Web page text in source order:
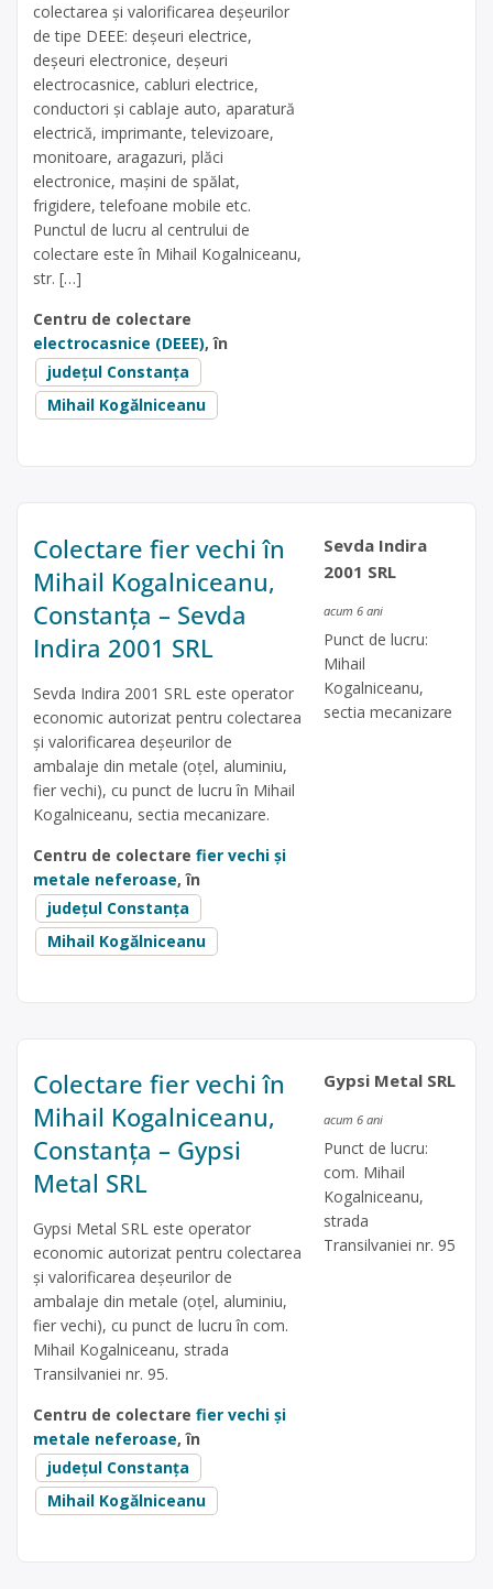
colectarea și valorificarea deșeurilor
de tipe DEEE: deșeuri electrice,
deșeuri electronice, deșeuri
electrocasnice, cabluri electrice,
conductori și cablaje auto, aparatură
electrică, imprimante, televizoare,
monitoare, aragazuri, plăci
electronice, mașini de spălat,
frigidere, telefoane mobile etc.
Punctul de lucru al centrului de
colectare este în Mihail Kogalniceanu,
str. […]
Centru de colectare
electrocasnice (DEEE), în
județul Constanța
Mihail Kogălniceanu
Colectare fier vechi în
Mihail Kogalniceanu,
Constanța – Sevda
Indira 2001 SRL
Sevda Indira 2001 SRL este operator
economic autorizat pentru colectarea
și valorificarea deșeurilor de
ambalaje din metale (oțel, aluminiu,
fier vechi), cu punct de lucru în Mihail
Kogalniceanu, sectia mecanizare.
Centru de colectare fier vechi și
metale neferoase, în
județul Constanța
Mihail Kogălniceanu
Sevda Indira
2001 SRL
acum 6 ani
Punct de lucru:
Mihail
Kogalniceanu,
sectia mecanizare
Colectare fier vechi în
Mihail Kogalniceanu,
Constanța – Gypsi
Metal SRL
Gypsi Metal SRL este operator
economic autorizat pentru colectarea
și valorificarea deșeurilor de
ambalaje din metale (oțel, aluminiu,
fier vechi), cu punct de lucru în com.
Mihail Kogalniceanu, strada
Transilvaniei nr. 95.
Centru de colectare fier vechi și
metale neferoase, în
județul Constanța
Mihail Kogălniceanu
Gypsi Metal SRL
acum 6 ani
Punct de lucru:
com. Mihail
Kogalniceanu,
strada
Transilvaniei nr. 95